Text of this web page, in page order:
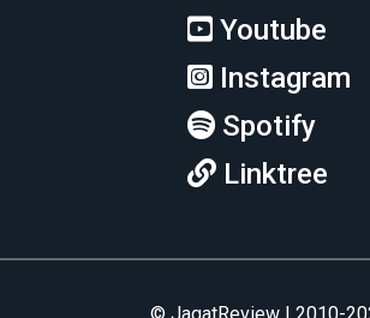
Youtube
Instagram
Spotify
Linktree
© JagatReview | 2010-